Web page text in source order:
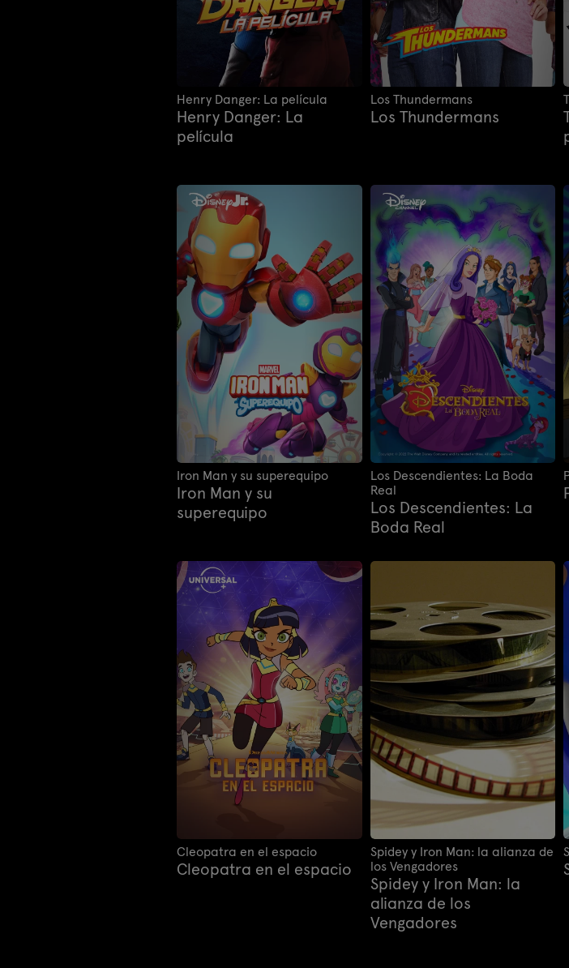
Henry Danger: La película
Henry Danger: La
película
Los Thundermans
Los Thundermans
Iron Man y su superequipo
Iron Man y su
superequipo
Los Descendientes: La Boda
Real
Los Descendientes: La
Boda Real
Cleopatra en el espacio
Cleopatra en el espacio
Spidey y Iron Man: la alianza de
los Vengadores
Spidey y Iron Man: la
alianza de los
Vengadores